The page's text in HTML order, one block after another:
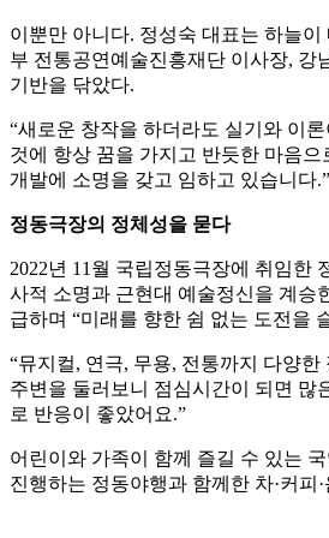
이뿐만 아니다. 정성숙 대표는 하늘
부 전통공연예술진흥재단 이사장, 강
기반을 닦았다.
“새로운 창작을 하더라도 실기와 이
것에 항상 꿈을 가지고 반듯한 마음
개발에 소명을 갖고 임하고 있습니다.”
정동극장의 정체성을 묻다
2022년 11월 국립정동극장에 취임한
사적 소명과 근현대 예술정신을 계승
급하며 “미래를 향한 쉼 없는 도전을
“뮤지컬, 연극, 무용, 전통까지 다양
주변을 둘러보니 점심시간이 되면 많
로 반응이 좋았어요.”
어린이와 가족이 함께 즐길 수 있는
진행하는 정동야행과 함께한 차·커